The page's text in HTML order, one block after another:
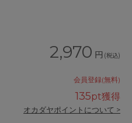
2,970 円 (税込)
会員登録(無料)
135pt獲得
オカダヤポイントについて >